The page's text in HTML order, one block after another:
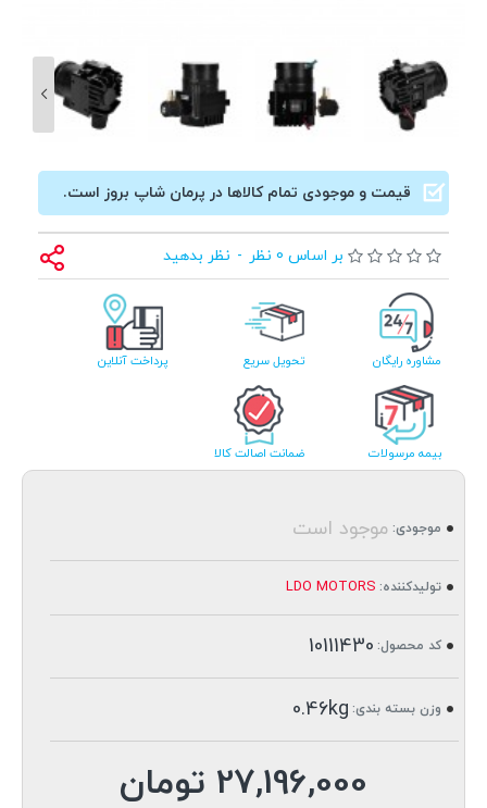
قیمت و موجودی تمام کالاها در پرمان شاپ بروز است.
بر اساس 0 نظر - نظر بدهید
مشاوره رایگان تحویل سریع پرداخت آنلاین
بیمه مرسولات ضمانت اصالت کالا
27,196,000 تومان
موجودی: موجود است
تولیدکننده: LDO MOTORS
کد محصول: 10111430
وزن بسته بندی: 0.46kg